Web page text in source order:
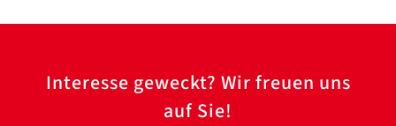
Interesse geweckt? Wir freuen uns
auf Sie!